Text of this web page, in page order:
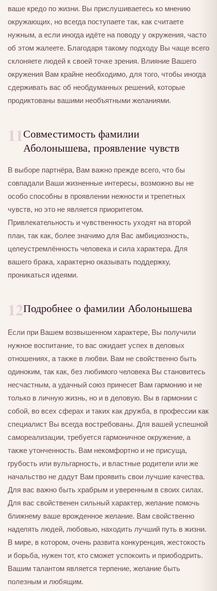
ваше кредо по жизни. Вы прислушиваетесь ко мнению
окружающих, но всегда поступаете так, как считаете
нужным, а если иногда идёте на поводу у окружения, часто
об этом жалеете. Благодаря такому подходу Вы чаще всего
склоняете людей к своей точке зрения. Влияние Вашего
окружения Вам крайне необходимо, для того, чтобы иногда
сдерживать вас об необдуманных решений, которые
продиктованы вашими необъятными желаниями.
11Совместимость фамилии
Аболонышева, проявление чувств
В выборе партнёра, Вам важно прежде всего, что бы
совпадали Ваши жизненные интересы, возможно вы не
особо способны в проявлении нежности и трепетных
чувств, но это не является приоритетом.
Привлекательность и чувственность уходят на второй
план, так как, более значимо для Вас амбициозность,
целеустремлённость человека и сила характера. Для
вашего брака, характерно оказывать поддержку,
проникаться идеями.
12Подробнее о фамилии Аболонышева
Если при Вашем возвышенном характере, Вы получили
нужное воспитание, то вас ожидает успех в деловых
отношениях, а также в любви. Вам не свойственно быть
одиноким, так как, без любимого человека Вы становитесь
несчастным, а удачный союз принесет Вам гармонию и не
только в личную жизнь, но и в деловую. Вы в гармонии с
собой, во всех сферах и таких как дружба, в профессии как
специалист Вы всегда востребованы. Для вашей успешной
самореализации, требуется гармоничное окружение, а
также утонченность. Вам некомфортно и не присуща,
грубость или вульгарность, и властные родители или же
начальство не дадут Вам проявить свои лучшие качества.
Для вас важно быть храбрым и уверенным в своих силах.
Для вас свойственен сильный характер, желание помочь
ближнему ваше врожденное желание. Вам свойственно
наделять людей, любовью, находить лучший путь в жизни.
В мире, в котором, очень развита конкуренция, жестокость
и борьба, нужен тот, кто сможет успокоить и приободрить.
Вашим талантом является терпение, желание быть
полезным и любящим.